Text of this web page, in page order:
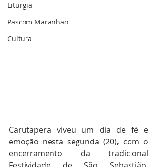
Liturgia
Pascom Maranhão
Cultura
Carutapera viveu um dia de fé e
emoção nesta segunda (20), com o
encerramento da tradicional